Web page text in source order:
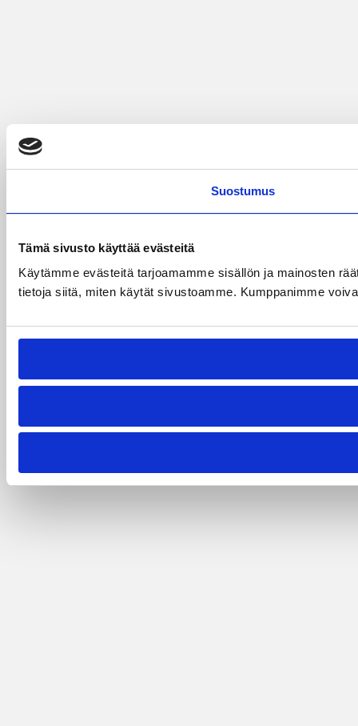
Suostumus
Tämä sivusto käyttää evästeitä
Käytämme evästeitä tarjoamamme sisällön ja mainosten
tietoja siitä, miten käytät sivustoamme. Kumppanimme